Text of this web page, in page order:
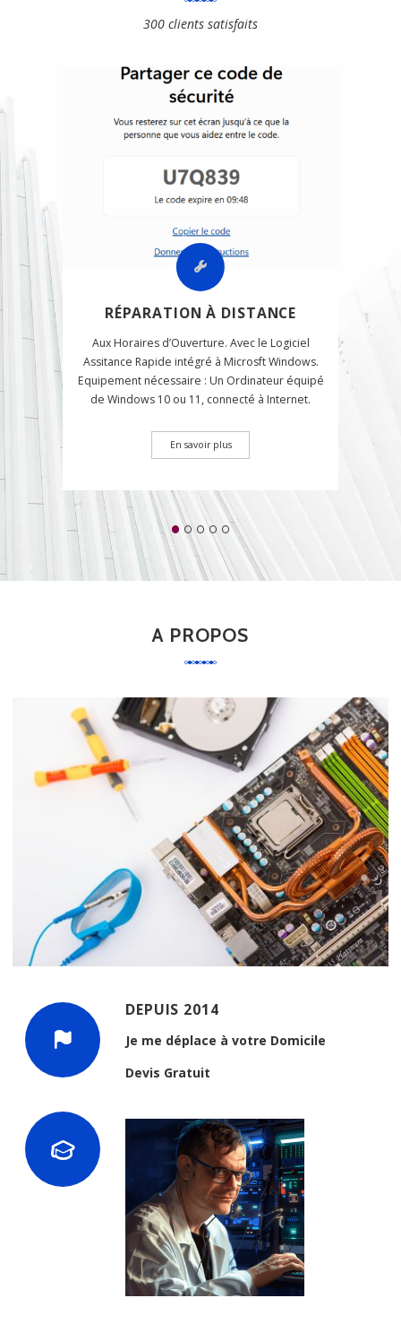
300 clients satisfaits
RÉPARATION À DISTANCE
Aux Horaires d’Ouverture. Avec le Logiciel
Assitance Rapide intégré à Microsft Windows.
Equipement nécessaire : Un Ordinateur équipé
de Windows 10 ou 11, connecté à Internet.
En savoir plus
A PROPOS
DEPUIS 2014
Je me déplace à votre Domicile
Devis Gratuit